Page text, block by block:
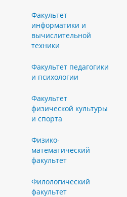
Факультет
информатики и
вычислительной
техники
Факультет педагогики
и психологии
Факультет
физической культуры
и спорта
Физико-
математический
факультет
Филологический
факультет